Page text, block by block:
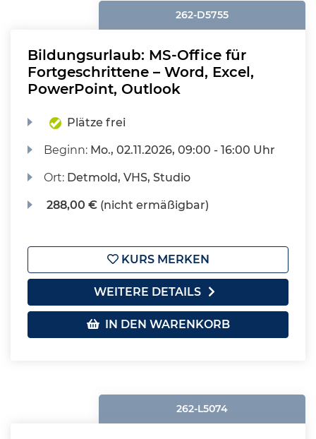
262-D5755
Bildungsurlaub: MS-Office für
Fortgeschrittene – Word, Excel,
PowerPoint, Outlook
Plätze frei
Beginn: Mo., 02.11.2026, 09:00 - 16:00 Uhr
Ort: Detmold, VHS, Studio
288,00 € (nicht ermäßigbar)
KURS MERKEN
WEITERE DETAILS
IN DEN WARENKORB
262-L5074